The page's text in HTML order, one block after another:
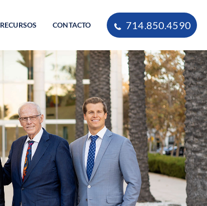
RECURSOS CONTACTO 714.850.4590